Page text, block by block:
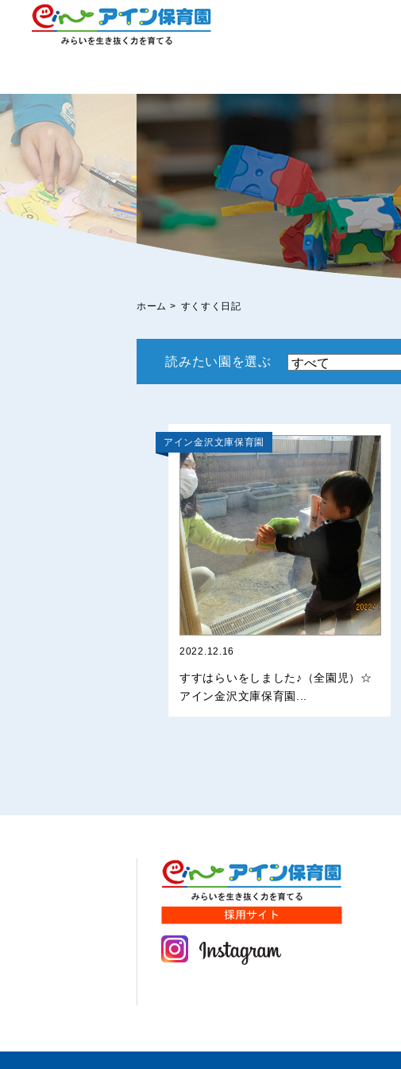
ホーム > すくすく日記
読みたい園を選ぶ
アイン金沢文庫保育園
2022.12.16
すすはらいをしました♪（全園児）☆
アイン金沢文庫保育園...